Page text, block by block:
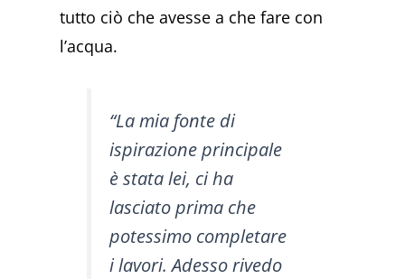
tutto ciò che avesse a che fare con
l’acqua.
“La mia fonte di
ispirazione principale
è stata lei, ci ha
lasciato prima che
potessimo completare
i lavori. Adesso rivedo